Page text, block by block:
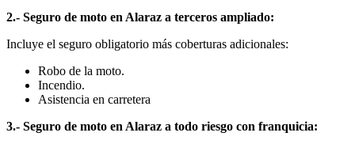
2.- Seguro de moto en Alaraz a terceros ampliado:
Incluye el seguro obligatorio más coberturas adicionales:
Robo de la moto.
Incendio.
Asistencia en carretera
3.- Seguro de moto en Alaraz a todo riesgo con franquicia: